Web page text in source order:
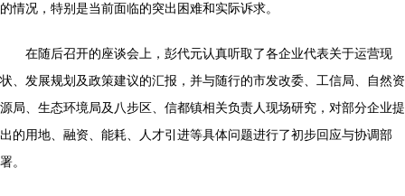
的情况，特别是当前面临的突出困难和实际诉求。
在随后召开的座谈会上，彭代元认真听取了各企业代表关于运营现
状、发展规划及政策建议的汇报，并与随行的市发改委、工信局、自然资
源局、生态环境局及八步区、信都镇相关负责人现场研究，对部分企业提
出的用地、融资、能耗、人才引进等具体问题进行了初步回应与协调部
署。